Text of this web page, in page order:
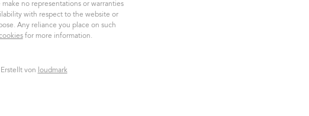
no representations or warranties
with respect to the website or
Any reliance you place on such
for more information.
von loudmark